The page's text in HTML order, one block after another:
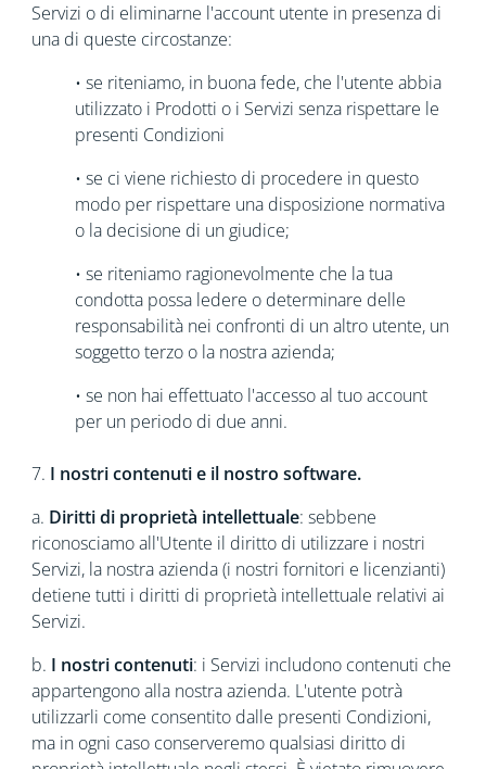
Servizi o di eliminarne l'account utente in presenza di
una di queste circostanze:
• se riteniamo, in buona fede, che l'utente abbia
utilizzato i Prodotti o i Servizi senza rispettare le
presenti Condizioni
• se ci viene richiesto di procedere in questo
modo per rispettare una disposizione normativa
o la decisione di un giudice;
• se riteniamo ragionevolmente che la tua
condotta possa ledere o determinare delle
responsabilità nei confronti di un altro utente, un
soggetto terzo o la nostra azienda;
• se non hai effettuato l'accesso al tuo account
per un periodo di due anni.
7. I nostri contenuti e il nostro software.
a. Diritti di proprietà intellettuale: sebbene
riconosciamo all'Utente il diritto di utilizzare i nostri
Servizi, la nostra azienda (i nostri fornitori e licenzianti)
detiene tutti i diritti di proprietà intellettuale relativi ai
Servizi.
b. I nostri contenuti: i Servizi includono contenuti che
appartengono alla nostra azienda. L'utente potrà
utilizzarli come consentito dalle presenti Condizioni,
ma in ogni caso conserveremo qualsiasi diritto di